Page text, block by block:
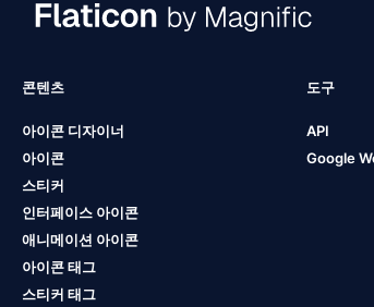
콘텐츠
아이콘 디자이너
아이콘
스티커
인터페이스 아이콘
애니메이션 아이콘
아이콘 태그
스티커 태그
도구
API
Google